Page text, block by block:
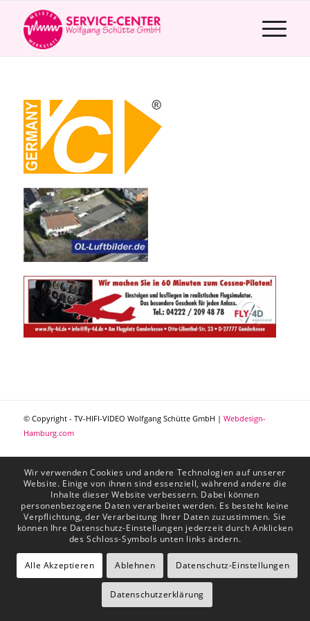
»https://vcvideo.de«
»http://www.ol-
luftbilder.de«
Fliegen für jedermann.
Der Flugsimulator in Ganderkesee
© Copyright - TV-HIFI-VIDEO Wolfgang Schütte GmbH | Webdesign-
Hamburg.com
Wir verwenden Cookies und andere Technologien auf unserer
Website. Einige von ihnen sind essenziell, während andere die
Inhalte dieser Website verbessern. Dabei können
personenbezogene Daten verarbeitet werden. Es besteht keine
Verpflichtung, der Verarbeitung Ihrer Daten zuzustimmen. Sie
können Ihre Datenschutz-Einstellungen jederzeit durch Anklicken
des Schloss-Symbols unten links ändern.
Alle Akzeptieren Ablehnen Datenschutz-Einstellungen
Datenschutzerklärung